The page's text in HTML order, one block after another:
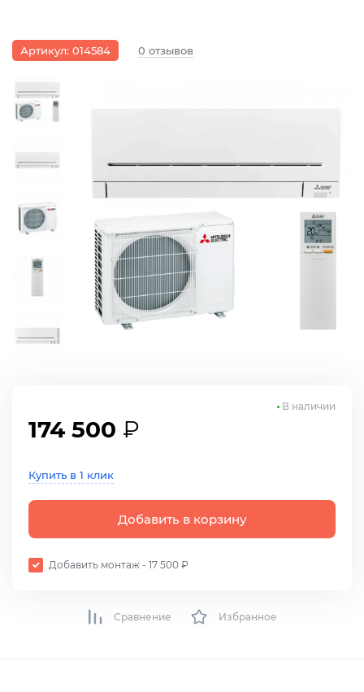
Артикул: 014584 0 отзывов
174 500 ₽
Купить в 1 клик
Добавить в корзину
Добавить монтаж - 17 500 ₽
В наличии
Сравнение Избранное